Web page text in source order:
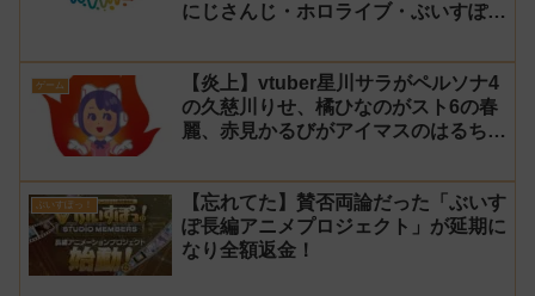
にじさんじ・ホロライブ・ぶいすぽ
イコンに使用したライバー事務所
「NeoBright（ネオブライト）」が謝
罪！
ゲーム
【炎上】vtuber星川サラがペルソナ4
の久慈川りせ、橘ひなのがスト6の春
麗、赤見かるびがアイマスのはるちは
ぶいすぽっ！
【忘れてた】賛否両論だった「ぶいす
ぽ長編アニメプロジェクト」が延期に
なり全額返金！